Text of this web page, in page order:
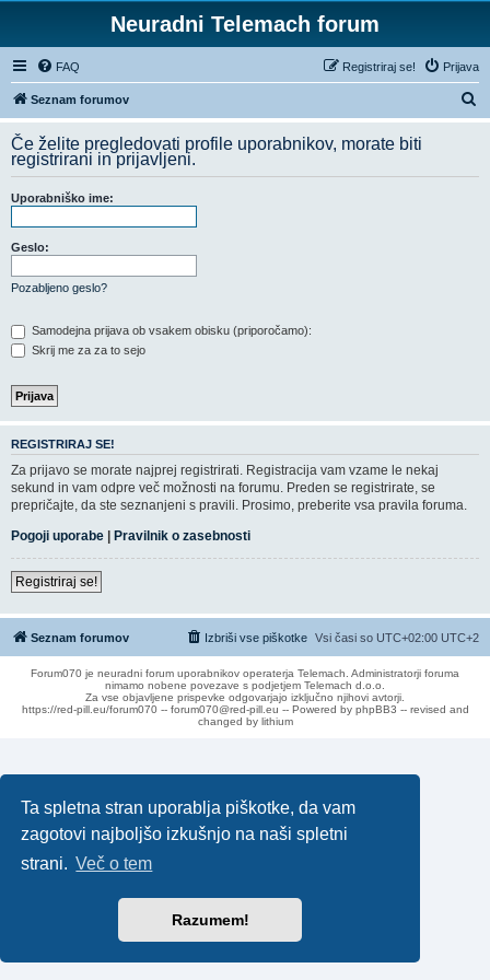
Ta spletna stran uporablja piškotke, da vam
zagotovi najboljšo izkušnjo na naši spletni
strani. Več o tem
Razumem!
Neuradni Telemach forum
FAQ Prijava
Registriraj se!
Seznam forumov
s
a
Če želite pregledovati profile uporabnikov, morate biti
registrirani in prijavljeni.
Uporabniško ime:
Geslo:
Pozabljeno geslo?
Samodejna prijava ob vsakem obisku (priporočamo):
Skrij me za za to sejo
REGISTRIRAJ SE!
Za prijavo se morate najprej registrirati. Registracija vam vzame le nekaj
sekund in vam odpre več možnosti na forumu. Preden se registrirate, se
prepričajte, da ste seznanjeni s pravili. Prosimo, preberite vsa pravila foruma.
Pogoji uporabe | Pravilnik o zasebnosti
Registriraj se!
Seznam forumov Vsi časi so UTC+02:00 UTC+2
Izbriši vse piškotke
Forum070 je neuradni forum uporabnikov operaterja Telemach. Administratorji foruma
nimamo nobene povezave s podjetjem Telemach d.o.o.
Za vse objavljene prispevke odgovarjajo izključno njihovi avtorji.
https://red-pill.eu/forum070 -- forum070@red-pill.eu -- Powered by phpBB3 -- revised and
changed by lithium